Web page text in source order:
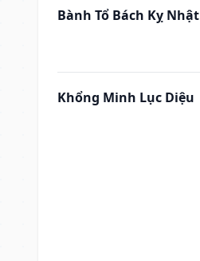
Bành Tổ Bách Kỵ Nhật
Khổng Minh Lục Diệu